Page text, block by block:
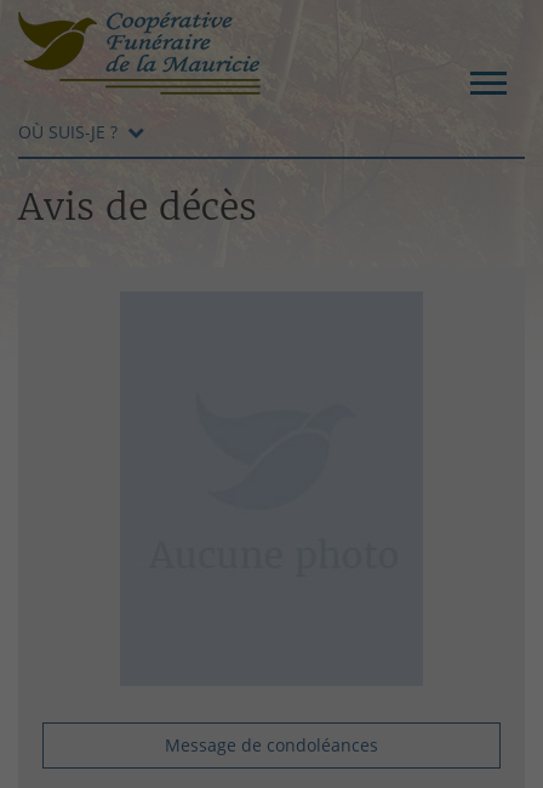
OÙ SUIS-JE ?
Avis de décès
Message de condoléances